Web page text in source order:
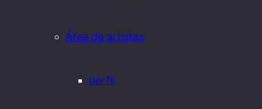
Área de artistas
perfil